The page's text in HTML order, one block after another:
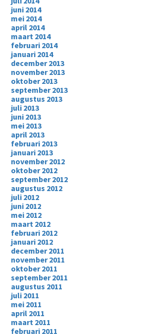
juni 2014
mei 2014
april 2014
maart 2014
februari 2014
januari 2014
december 2013
november 2013
oktober 2013
september 2013
augustus 2013
juli 2013
juni 2013
mei 2013
april 2013
februari 2013
januari 2013
november 2012
oktober 2012
september 2012
augustus 2012
juli 2012
juni 2012
mei 2012
maart 2012
februari 2012
januari 2012
december 2011
november 2011
oktober 2011
september 2011
augustus 2011
juli 2011
mei 2011
april 2011
maart 2011
februari 2011